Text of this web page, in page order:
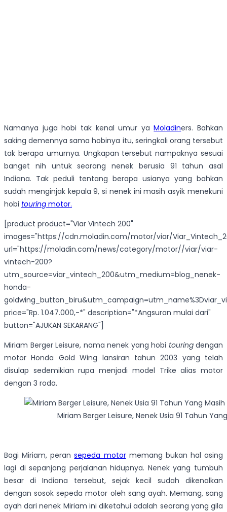
Namanya juga hobi tak kenal umur yaMoladiners. Bahkan
saking demennya sama hobinya itu, seringkali orang tersebut
tak berapa umurnya. Ungkapan tersebut nampaknya sesuai
banget nih untuk seorang nenek berusia 91 tahun asal
Indiana. Tak peduli tentang berapa usianya yang bahkan
sudah menginjak kepala 9, si nenek ini masih asyik menekuni
hobi touring motor.
[product product="Viar Vintech 200"
images="https://cdn.moladin.com/motor/viar/
url="https://moladin.com/news/category/motor//viar/viar-
vintech-200?
utm_source=viar_vintech_200&utm_medium=blog_nenek-
honda-
price="Rp. 1.047.000,-*" description="*Angsuran mulai dari"
button="AJUKAN SEKARANG"]
Miriam Berger Leisure, nama nenek yang hobi touringdengan
motor Honda Gold Wing lansiran tahun 2003 yang telah
disulap sedemikian rupa menjadi model Trike alias motor
dengan 3 roda.
Miriam Berger Leisure, Nenek Usia 91 Tahun
Bagi Miriam, peransepeda motormemang bukan hal asing
lagi di sepanjang perjalanan hidupnya. Nenek yang tumbuh
besar di Indiana tersebut, sejak kecil sudah dikenalkan
dengan sosok sepeda motor oleh sang ayah. Memang, sang
ayah dari nenek Miriam ini diketahui adalah seorang yang gila